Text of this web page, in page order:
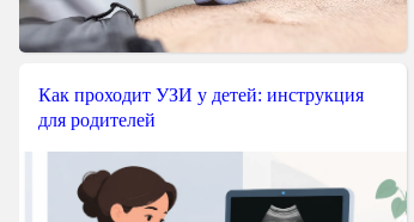
Как проходит УЗИ у детей: инструкция
для родителей